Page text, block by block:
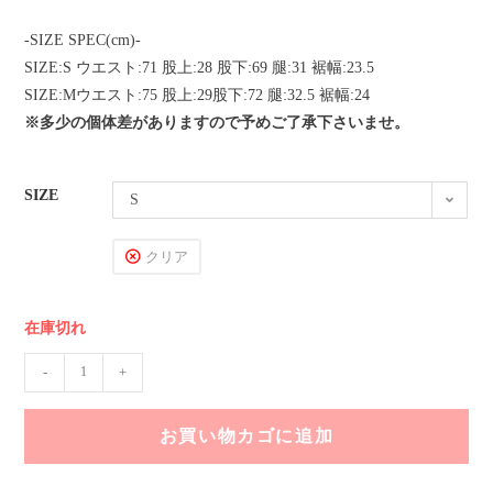
-SIZE SPEC(cm)-
SIZE:S ウエスト:71 股上:28 股下:69 腿:31 裾幅:23.5
SIZE:Mウエスト:75 股上:29股下:72 腿:32.5 裾幅:24
※多少の個体差がありますので予めご了承下さいませ。
SIZE S
クリア
在庫切れ
- +
お買い物カゴに追加